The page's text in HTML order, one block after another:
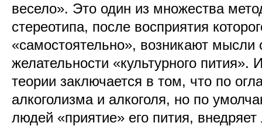
весело». Это один из множества
стереотипа, после восприятия
«самостоятельно», возникают мысли
желательности «культурного пития».
теории заключается в том, что по
алкоголизма и алкоголя, но по
людей «приятие» его пития,